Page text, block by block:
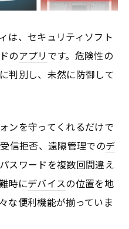
は、セキュリティソフト
のアプリ です。危険性の
判別し、未然に防御して
ンを守ってくれるだけで
信拒否、遠隔管理でのデ
スワードを複数回間違え
時にデバイスの位置を地
な便利機能が揃っていま